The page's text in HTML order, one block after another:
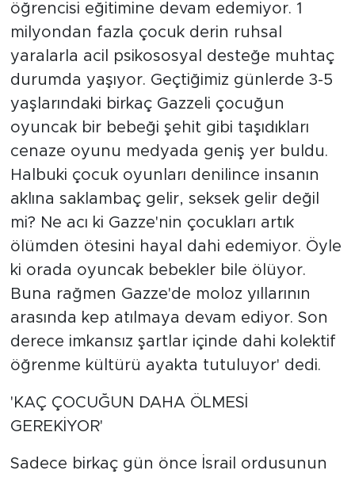
öğrencisi eğitimine devam edemiyor. 1
milyondan fazla çocuk derin ruhsal
yaralarla acil psikososyal desteğe muhtaç
durumda yaşıyor. Geçtiğimiz günlerde 3-5
yaşlarındaki birkaç Gazzeli çocuğun
oyuncak bir bebeği şehit gibi taşıdıkları
cenaze oyunu medyada geniş yer buldu.
Halbuki çocuk oyunları denilince insanın
aklına saklambaç gelir, seksek gelir değil
mi? Ne acı ki Gazze'nin çocukları artık
ölümden ötesini hayal dahi edemiyor. Öyle
ki orada oyuncak bebekler bile ölüyor.
Buna rağmen Gazze'de moloz yıllarının
arasında kep atılmaya devam ediyor. Son
derece imkansız şartlar içinde dahi kolektif
öğrenme kültürü ayakta tutuluyor' dedi.
'KAÇ ÇOCUĞUN DAHA ÖLMESİ
GEREKİYOR'
Sadece birkaç gün önce İsrail ordusunun